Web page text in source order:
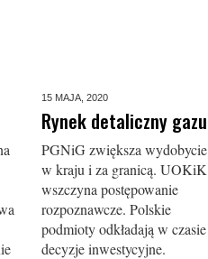
15 MAJA, 2020
Rynek detaliczny gazu
PGNiG zwiększa wydobycie
w kraju i za granicą. UOKiK
wszczyna postępowanie
rozpoznawcze. Polskie
podmioty odkładają w czasie
decyzje inwestycyjne.